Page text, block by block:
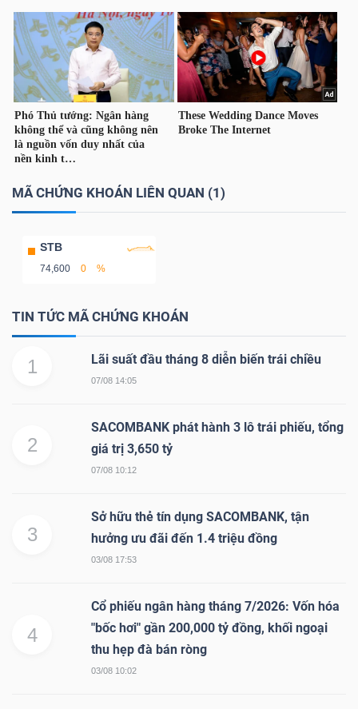
MÃ CHỨNG KHOÁN LIÊN QUAN (1)
STB
74,600 0 %
TIN TỨC MÃ CHỨNG KHOÁN
1 Lãi suất đầu tháng 8 diễn biến trái chiều
07/08 14:05
2
SACOMBANK phát hành 3 lô trái phiếu, tổng
giá trị 3,650 tỷ
07/08 10:12
3
Sở hữu thẻ tín dụng SACOMBANK, tận
hưởng ưu đãi đến 1.4 triệu đồng
03/08 17:53
4
Cổ phiếu ngân hàng tháng 7/2026: Vốn hóa
"bốc hơi" gần 200,000 tỷ đồng, khối ngoại
thu hẹp đà bán ròng
03/08 10:02
TÀI
CHÍNH
CÁ
NHÂN
TÍCH
VĨ
MÔ